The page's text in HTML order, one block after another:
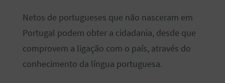
Netos de portugueses que não nasceram em
Portugal podem obter a cidadania, desde que
comprovem a ligação com o país, através do
conhecimento da língua portuguesa.